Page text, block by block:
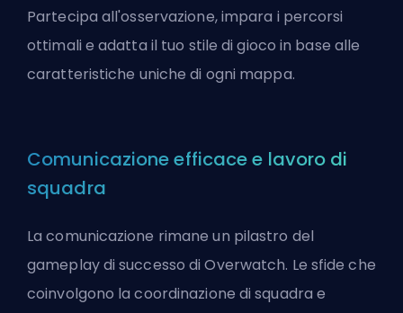
Partecipa all'osservazione, impara i percorsi
ottimali e adatta il tuo stile di gioco in base alle
caratteristiche uniche di ogni mappa.
Comunicazione efficace e lavoro di
squadra
La comunicazione rimane un pilastro del
gameplay di successo di Overwatch. Le sfide che
coinvolgono la coordinazione di squadra e